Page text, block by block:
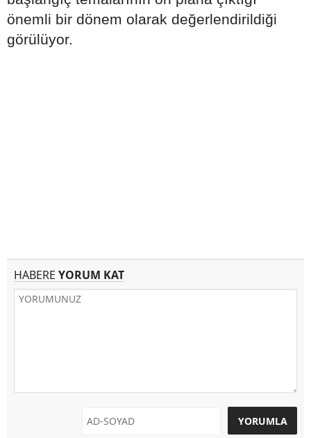
önemli bir dönem olarak değerlendirildiği
görülüyor.
HABERE YORUM KAT